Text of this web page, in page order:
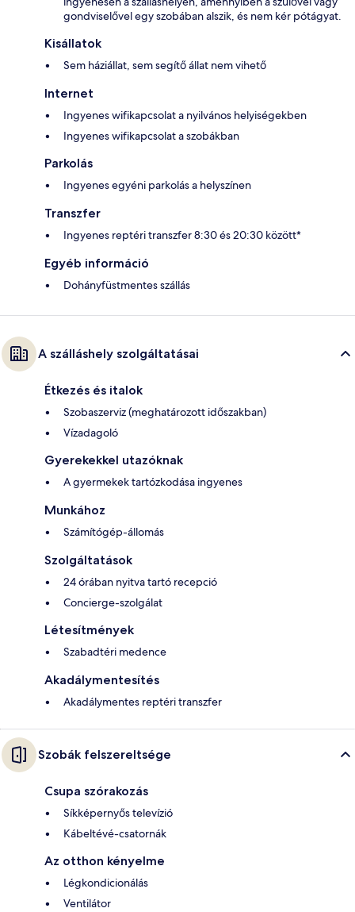
gondviselővel egy szobában alszik, és nem kér pótágyat.
Kisállatok
Sem háziállat, sem segítő állat nem vihető
Internet
Ingyenes wifikapcsolat a nyilvános helyiségekben
Ingyenes wifikapcsolat a szobákban
Parkolás
Ingyenes egyéni parkolás a helyszínen
Transzfer
Ingyenes reptéri transzfer 8:30 és 20:30 között*
Egyéb információ
Dohányfüstmentes szállás
A szálláshely szolgáltatásai
Étkezés és italok
Szobaszerviz (meghatározott időszakban)
Vízadagoló
Gyerekekkel utazóknak
A gyermekek tartózkodása ingyenes
Munkához
Számítógép-állomás
Szolgáltatások
24 órában nyitva tartó recepció
Concierge-szolgálat
Létesítmények
Szabadtéri medence
Akadálymentesítés
Akadálymentes reptéri transzfer
Szobák felszereltsége
Csupa szórakozás
Síkképernyős televízió
Kábeltévé-csatornák
Az otthon kényelme
Légkondicionálás
Ventilátor